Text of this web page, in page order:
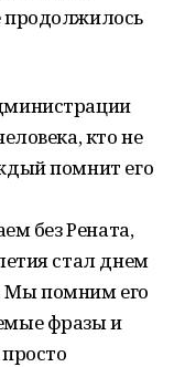
продолжилось
кто не
помнит его
без Рената,
стал днем
Мы помним его
фразы и